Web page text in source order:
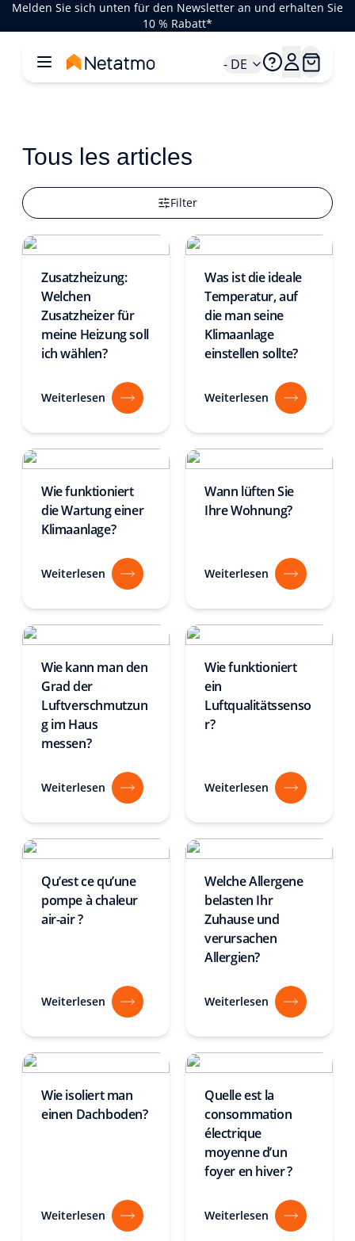
Melden Sie sich unten für den Newsletter an und erhalten Sie
10 % Rabatt*
- DE
Tous les articles
Filter
Zusatzheizung:
Welchen
Zusatzheizer für
meine Heizung soll
ich wählen?
Weiterlesen
Was ist die ideale
Temperatur, auf
die man seine
Klimaanlage
einstellen sollte?
Weiterlesen
Wie funktioniert
die Wartung einer
Klimaanlage?
Weiterlesen
Wann lüften Sie
Ihre Wohnung?
Weiterlesen
Wie kann man den
Grad der
Luftverschmutzun
g im Haus
messen?
Weiterlesen
Wie funktioniert
ein
Luftqualitätssenso
r?
Weiterlesen
Qu’est ce qu’une
pompe à chaleur
air-air ?
Weiterlesen
Welche Allergene
belasten Ihr
Zuhause und
verursachen
Allergien?
Weiterlesen
Wie isoliert man
einen Dachboden?
Weiterlesen
Quelle est la
consommation
électrique
moyenne d’un
foyer en hiver ?
Weiterlesen